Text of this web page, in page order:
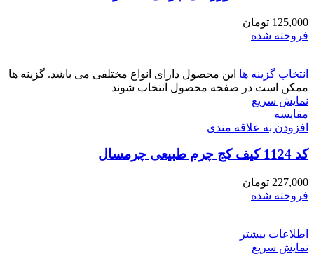
125,000 تومان
فروخته شده
انتخاب گزینه ها این محصول دارای انواع مختلفی می باشد. گزینه ها
ممکن است در صفحه محصول انتخاب شوند
نمایش سریع
مقايسه
افزودن به علاقه مندی
کد 1124 کیف کج چرم طبیعی چرمسال
227,000 تومان
فروخته شده
اطلاعات بیشتر
نمایش سریع